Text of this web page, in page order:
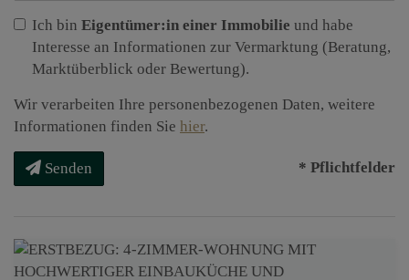
Ich bin Eigentümer:in einer Immobilie und habe
Interesse an Informationen zur Vermarktung (Beratung,
Marktüberblick oder Bewertung).
Wir verarbeiten Ihre personenbezogenen Daten, weitere
Informationen finden Sie hier.
Senden * Pflichtfelder